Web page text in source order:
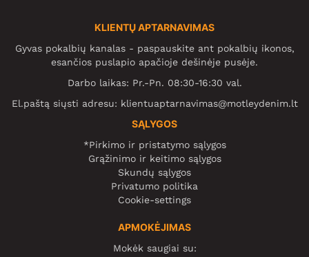
KLIENTŲ APTARNAVIMAS
Gyvas pokalbių kanalas - paspauskite ant pokalbių ikonos,
esančios puslapio apačioje dešinėje pusėje.
Darbo laikas: Pr.-Pn. 08:30-16:30 val.
El.paštą siųsti adresu: klientuaptarnavimas@motleydenim.lt
SĄLYGOS
*Pirkimo ir pristatymo sąlygos
Grąžinimo ir keitimo sąlygos
Skundų sąlygos
Privatumo politika
Cookie-settings
APMOKĖJIMAS
Mokėk saugiai su: